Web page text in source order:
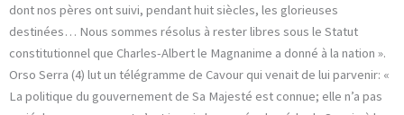
dont nos pères ont suivi, pendant huit siècles, les glorieuses
destinées… Nous sommes résolus à rester libres sous le Statut
constitutionnel que Charles-Albert le Magnanime a donné à la nation ».
Orso Serra (4) lut un télégramme de Cavour qui venait de lui parvenir: «
La politique du gouvernement de Sa Majesté est connue; elle n’a pas